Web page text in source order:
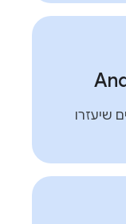
שיעזרו